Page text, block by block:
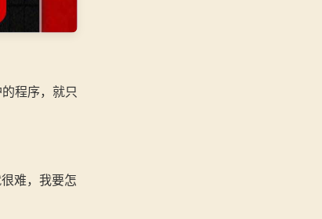
程序，就只
难，我要怎